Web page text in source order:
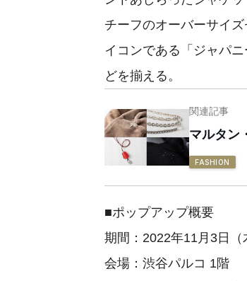
チーフのオーバーサイ
イコンである「ジャパ
どを揃える。
関連記事
マルタン
FASHION
■ポップアップ概要
期間：2022年11月3日（
会場：渋谷パルコ 1階